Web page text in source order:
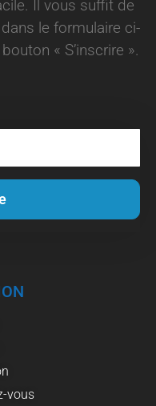
Il vous suffit de
le formulaire ci-
« S’inscrire ».
vous